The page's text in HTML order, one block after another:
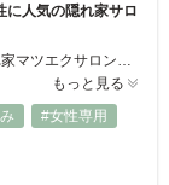
人気の隠れ家サロ
京王線北野駅より徒歩3分◎大人女性に大人気の隠れ家マツエクサロン！自まつ毛になじみやすく負担の少ないセーブルエクステで、上品な目元を叶えます☆ごわつきも少なく、持ちが良いと大好評！話題のフラットラッシュもつけ放題をご用意しています♪サロン内は完全個室のプライベート空間。小さなお子様の同伴もOKですのでお気軽にお越しくださいませ！
もっと見る
#女性専用